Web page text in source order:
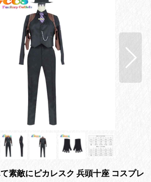
敵にピカレスク 兵頭十座 コスプレ